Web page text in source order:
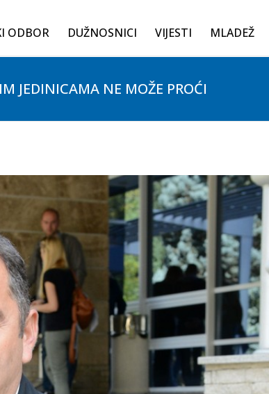
ODBOR DUŽNOSNICI VIJESTI MLADEŽ
JEDINICAMA NE MOŽE PROĆI